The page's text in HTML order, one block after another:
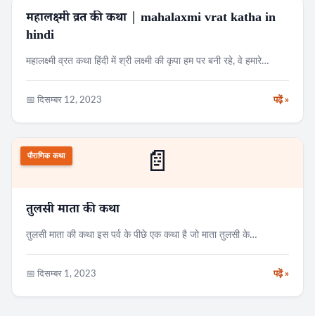
पौराणिक कथा
महालक्ष्मी व्रत की कथा | mahalaxmi vrat katha in
hindi
महालक्ष्मी व्रत कथा हिंदी में श्री लक्ष्मी की कृपा हम पर बनी रहे, वे हमारे…
📅 दिसम्बर 12, 2023 पढ़ें »
📄
पौराणिक कथा
तुलसी माता की कथा
तुलसी माता की कथा इस पर्व के पीछे एक कथा है जो माता तुलसी के…
📅 दिसम्बर 1, 2023 पढ़ें »